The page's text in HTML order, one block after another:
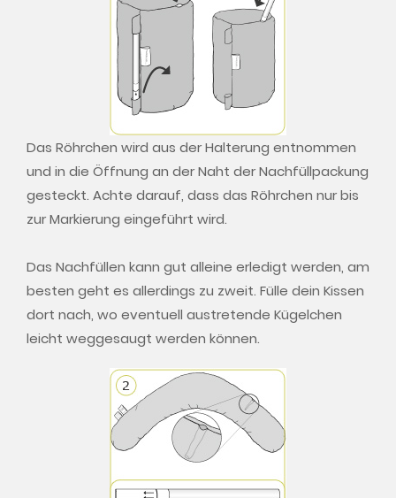
Das Röhrchen wird aus der Halterung entnommen
und in die Öffnung an der Naht der Nachfüllpackung
gesteckt. Achte darauf, dass das Röhrchen nur bis
zur Markierung eingeführt wird.
Das Nachfüllen kann gut alleine erledigt werden, am
besten geht es allerdings zu zweit. Fülle dein Kissen
dort nach, wo eventuell austretende Kügelchen
leicht weggesaugt werden können.